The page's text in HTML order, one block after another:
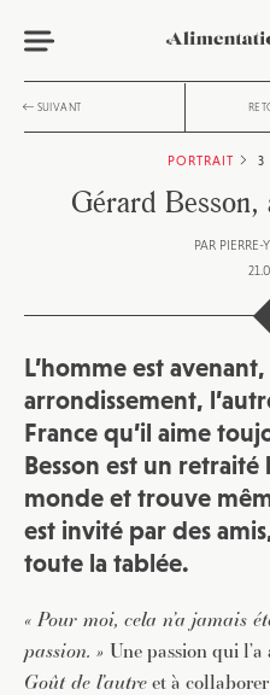
SUIVANT
PORTRAIT 3
Gérard Besson,
PAR PIERRE-
L’homme est
arrondissement,
France qu’il aime
Besson est un
monde et trouve
est invité par des
toute la tablée.
« Pour moi, cela n’a jamais
passion. » Une passion qui
Goût de l’autreet à